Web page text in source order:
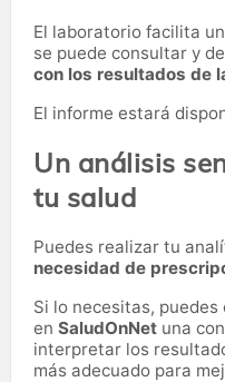
El laboratorio facilita
se puede consultar y
con los resultados de
El informe estará
Un análisis
tu salud
Puedes realizar tu
necesidad de
Si lo necesitas, puedes
en SaludOnNet una
interpretar los
más adecuado para